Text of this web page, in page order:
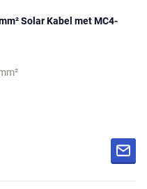
Solar Kabel met MC4-